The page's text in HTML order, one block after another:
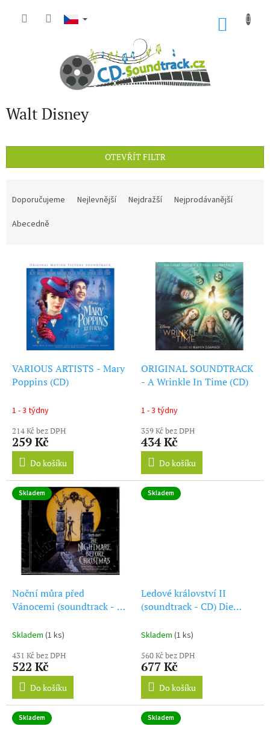
Walt Disney
OTEVŘÍT FILTR
Doporučujeme Nejlevnější Nejdražší
Nejprodávanější
Abecedně
VARIOUS ARTISTS - Mary
Poppins (CD)
1 - 3 týdny
214 Kč bez DPH
259 Kč
Do košíku
ORIGINAL SOUNDTRACK
- A Wrinkle In Time (CD)
1 - 3 týdny
359 Kč bez DPH
434 Kč
Do košíku
Skladem
Noční můra před
Vánocemi (soundtrack - 2
Christmas
Skladem (1 ks)
431 Kč bez DPH
522 Kč
Do košíku
Skladem
Ledové království II
(soundtrack - CD) Die
Geschenk Edition)
Skladem (1 ks)
560 Kč bez DPH
677 Kč
Do košíku
Skladem Skladem